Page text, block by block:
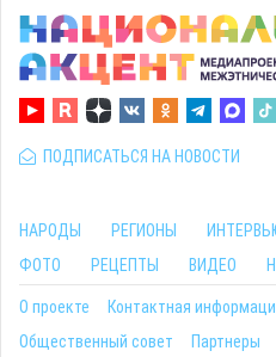
ПОДПИСАТЬСЯ НА НОВОСТИ
НАРОДЫ РЕГИОНЫ
ФОТО
РЕЦЕПТЫ ВИДЕО
О проекте Контактная
Общественный совет
Партнеры